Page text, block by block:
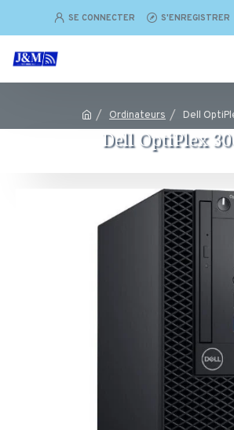
SE CONNECTER S'ENREGISTRER
Ordinateurs Dell
Dell OptiPlex